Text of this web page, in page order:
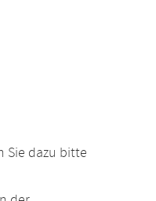
Sie dazu bitte